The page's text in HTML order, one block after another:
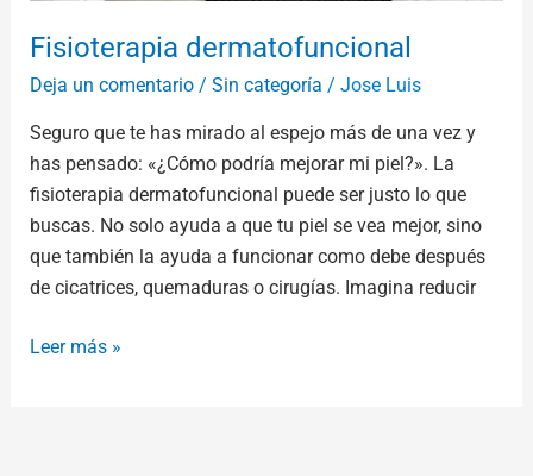
Fisioterapia dermatofuncional
Deja un comentario / Sin categoría / Jose Luis
Seguro que te has mirado al espejo más de una vez y
has pensado: «¿Cómo podría mejorar mi piel?». La
fisioterapia dermatofuncional puede ser justo lo que
buscas. No solo ayuda a que tu piel se vea mejor, sino
que también la ayuda a funcionar como debe después
de cicatrices, quemaduras o cirugías. Imagina reducir
Leer más »